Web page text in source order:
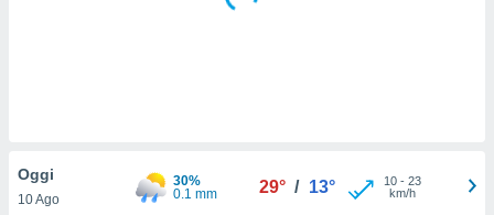
di
Oggi
10 Ago
30%
0.1 mm
29° / 13° 10- 23
km/h